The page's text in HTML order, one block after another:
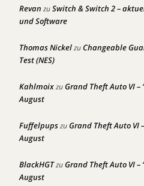
Revan zuSwitch & Switch 2 –
und Software
Thomas NickelzuChangeable
Test (NES)
KahlmoixzuGrand Theft Auto VI
August
FuffelpupszuGrand Theft Auto VI
August
BlackHGTzuGrand Theft Auto VI
August